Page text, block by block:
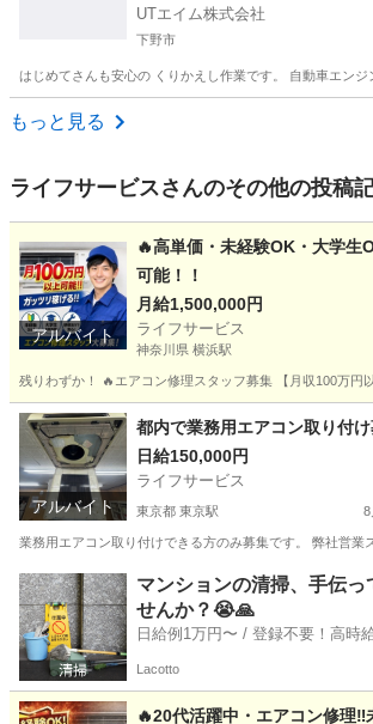
◎駅から無料送迎あり！若手ミ
栃木県栃木市＞
UTエイム株式会社
下野市
はじめてさんも安心の くりかえし作業です。 自動車エン
栃木 下野市
もっと見る
ライフサービスさんのその他の投稿
アルバイト
🔥高単価・未経験OK・大学生
可能！！
月給1,500,000円
ライフサービス
神奈川県 横浜駅
残りわずか！ 🔥エアコン修理スタッフ募集 【月収100万
神奈川 横浜市 横浜駅 その他 スタッフ
アルバイト
都内で業務用エアコン取り付
日給150,000円
ライフサービス
東京都 東京駅 8
業務用エアコン取り付けできる方のみ募集です。 弊社営
東京 中央区 東京駅 その他 業務用エアコ
マンションの清掃、手伝っ
せんか？😭🙏
日給例1万円〜 / 登録不要
Lacotto
🔥20代活躍中・エアコン修理‼️